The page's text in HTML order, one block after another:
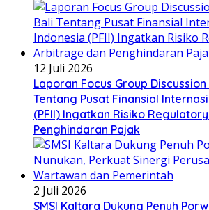
12 Juli 2026
Laporan Focus Group Discussion
Tentang Pusat Finansial
(PFII) Ingatkan Risiko
Penghindaran Pajak
2 Juli 2026
SMSI Kaltara Dukung Penuh